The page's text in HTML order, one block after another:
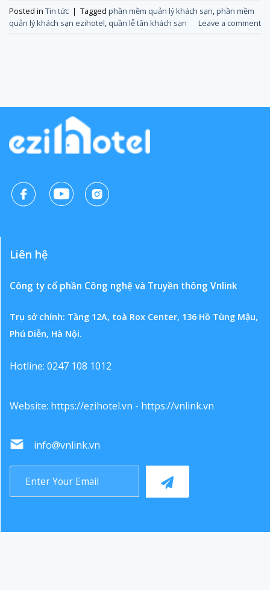
Posted in Tin tức | Tagged phần mềm quản lý khách sạn,phần mềm
quản lý khách sạn ezihotel, quần lễ tân khách sạn Leave a comment
Liên hệ
Công ty cổ phần Công nghệ và Truyền thông Vnlink
Trụ sở chính: Tầng 12A, toà Rox Center, 136 Hồ Tùng Mậu,
Phú Diễn, Hà Nội.
Hotline: 0247 108 1012
Website: https://ezihotel.vn - https://vnlink.vn
info@vnlink.vn